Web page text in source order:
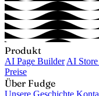
Produkt
AI Page Builder AI
Preise
Über Fudge